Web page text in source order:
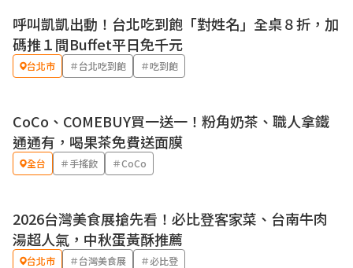
優惠
呼叫凱凱出動！台北吃到飽「對姓名」全桌８折，加
碼推１間Buffet平日免千元
台北市 ＃台北吃到飽 ＃吃到飽
優惠
CoCo、COMEBUY買一送一！粉角奶茶、職人拿鐵
通通有，喝果茶免費送面膜
全台 ＃手搖飲 ＃CoCo
2026台灣美食展搶先看！必比登客家菜、台南牛肉
湯超人氣，中秋蛋黃酥推薦
台北市 ＃台灣美食展 ＃必比登